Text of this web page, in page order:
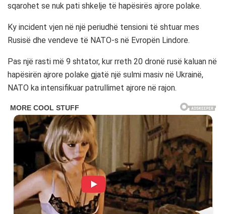
sqarohet se nuk pati shkelje të hapësirës ajrore polake.
Ky incident vjen në një periudhë tensioni të shtuar mes
Rusisë dhe vendeve të NATO-s në Evropën Lindore.
Pas një rasti më 9 shtator, kur rreth 20 dronë rusë kaluan në
hapësirën ajrore polake gjatë një sulmi masiv në Ukrainë,
NATO ka intensifikuar patrullimet ajrore në rajon.